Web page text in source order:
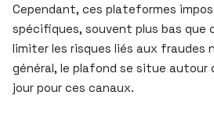
Cependant, ces plateformes
spécifiques, souvent plus bas que
limiter les risques liés aux fraudes
général, le plafond se situe autour
jour pour ces canaux.